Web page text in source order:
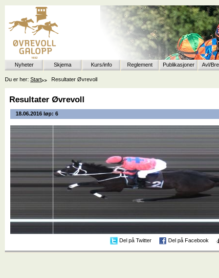
Nyheter Skjema Kurs/info Reglement Publikasjoner Avl/
Du er her: Start Resultater Øvrevoll
Resultater Øvrevoll
18.06.2016 løp: 6
Del på Twitter Del på Facebook